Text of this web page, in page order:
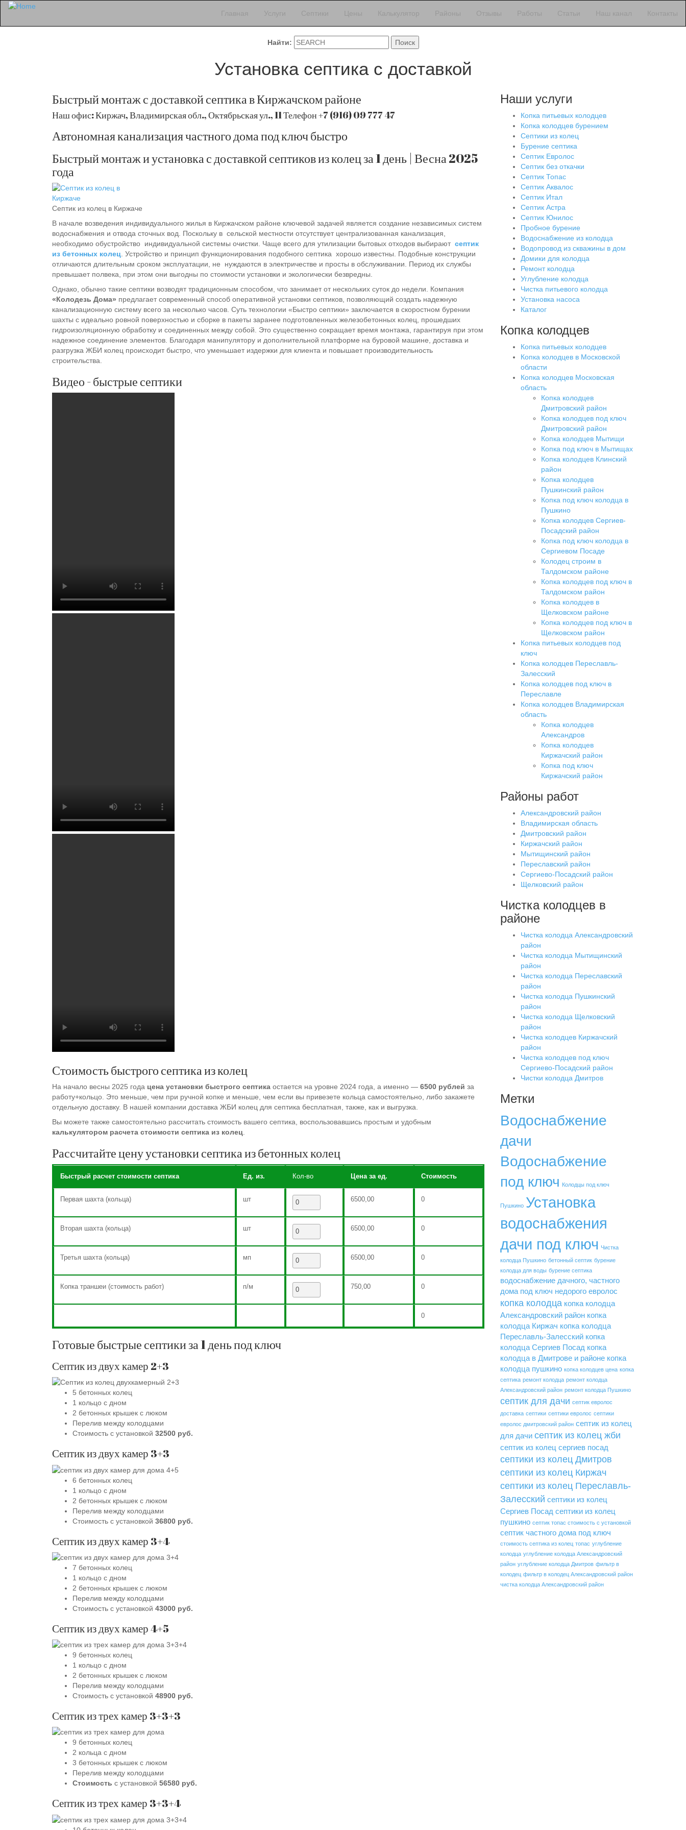
Главная Услуги Септики Цены Калькулятор Районы Отзывы Работы Статьи Наш канал Контакты
Найти:
Установка септика с доставкой
Быстрый монтаж с доставкой септика в Киржачском районе
Наш офис: Киржач, Владимирская обл., Октябрьская ул., 11 Телефон +7 (916) 09 777 47
Автономная канализация частного дома под ключ быстро
Быстрый монтаж и установка с доставкой септиков из колец за 1 день | Весна 2025
года
Септик из колец в Киржаче
В начале возведения индивидуального жилья в Киржачском районе ключевой задачей является создание независимых систем
водоснабжения и отвода сточных вод. Поскольку в сельской местности отсутствует централизованная канализация,
необходимо обустройство индивидуальной системы очистки. Чаще всего для утилизации бытовых отходов выбирают септик
из бетонных колец . Устройство и принцип функционирования подобного септика хорошо известны. Подобные конструкции
отличаются длительным сроком эксплуатации, не нуждаются в электричестве и просты в обслуживании. Период их службы
превышает полвека, при этом они выгодны по стоимости установки и экологически безвредны.
Однако, обычно такие септики возводят традиционным способом, что занимает от нескольких суток до недели. Компания
«Колодезь Дома» предлагает современный способ оперативной установки септиков, позволяющий создать надежную
канализационную систему всего за несколько часов. Суть технологии «Быстро септики» заключается в скоростном бурении
шахты с идеально ровной поверхностью и сборке в пакеты заранее подготовленных железобетонных колец, прошедших
гидроизоляционную обработку и соединенных между собой. Это существенно сокращает время монтажа, гарантируя при этом
надежное соединение элементов. Благодаря манипулятору и дополнительной платформе на буровой машине, доставка и
разгрузка ЖБИ колец происходит быстро, что уменьшает издержки для клиента и повышает производительность
строительства.
Видео - быстрые септики
Стоимость быстрого септика из колец
На начало весны 2025 года цена установки быстрого септика остается на уровне 2024 года, а именно — 6500 рублей за
работу+кольцо. Это меньше, чем при ручной копке и меньше, чем если вы привезете кольца самостоятельно, либо закажете
отдельную доставку. В нашей компании доставка ЖБИ колец для септика бесплатная, также, как и выгрузка.
Вы можете также самостоятельно рассчитать стоимость вашего септика, воспользовавшись простым и удобным
калькулятором расчета стоимости септика из колец
Рассчитайте цену установки септика из бетонных колец
Быстрый расчет стоимости септика Ед. из. Кол-во Цена за ед. Стоимость
Первая шахта (кольца) шт 6500,00 0
Вторая шахта (кольца) шт 6500,00 0
Третья шахта (кольца) мп 6500,00 0
Копка траншеи (стоимость работ) п/м 750,00 0
0
Готовые быстрые септики за 1 день под ключ
Септик из двух камер 2+3
5 бетонных колец
1 кольцо с дном
2 бетонных крышек с люком
Перелив между колодцами
Стоимость с установкой 32500 руб.
Септик из двух камер 3+3
6 бетонных колец
1 кольцо с дном
2 бетонных крышек с люком
Перелив между колодцами
Стоимость с установкой 36800 руб.
Септик из двух камер 3+4
7 бетонных колец
1 кольцо с дном
2 бетонных крышек с люком
Перелив между колодцами
Стоимость с установкой 43000 руб.
Септик из двух камер 4+5
9 бетонных колец
1 кольцо с дном
2 бетонных крышек с люком
Перелив между колодцами
Стоимость с установкой 48900 руб.
Септик из трех камер 3+3+3
9 бетонных колец
2 кольца с дном
3 бетонных крышек с люком
Перелив между колодцами
Стоимость с установкой 56580 руб.
Септик из трех камер 3+3+4
Наши услуги
Копка питьевых колодцев
Копка колодцев бурением
Септики из колец
Бурение септика
Септик Евролос
Септик без откачки
Септик Топас
Септик Аквалос
Септик Итал
Септик Астра
Септик Юнилос
Пробное бурение
Водоснабжение из колодца
Водопровод из скважины в дом
Домики для колодца
Ремонт колодца
Углубление колодца
Чистка питьевого колодца
Установка насоса
Каталог
Копка колодцев
Копка питьевых колодцев
Копка колодцев в Московской
области
Копка колодцев Московская
область
Копка колодцев
Дмитровский район
Копка колодцев под ключ
Дмитровский район
Копка колодцев Мытищи
Копка под ключ в Мытищах
Копка колодцев Клинский
район
Копка колодцев
Пушкинский район
Копка под ключ колодца в
Пушкино
Копка колодцев Сергиев-
Посадский район
Копка под ключ колодца в
Сергиевом Посаде
Колодец строим в
Талдомском районе
Копка колодцев под ключ в
Талдомском район
Копка колодцев в
Щелковском районе
Копка колодцев под ключ в
Щелковском район
Копка питьевых колодцев под
ключ
Копка колодцев Переславль-
Залесский
Копка колодцев под ключ в
Переславле
Копка колодцев Владимирская
область
Копка колодцев
Александров
Копка колодцев
Киржачский район
Копка под ключ
Киржачский район
Районы работ
Александровский район
Владимирская область
Дмитровский район
Киржачский район
Мытищинский район
Переславский район
Сергиево-Посадский район
Щелковский район
Чистка колодцев в
районе
Чистка колодца Александровский
район
Чистка колодца Мытищинский
район
Чистка колодца Переславский
район
Чистка колодца Пушкинский
район
Чистка колодца Щелковский
район
Чистка колодцев Киржачский
район
Чистка колодцев под ключ
Сергиево-Посадский район
Чистки колодца Дмитров
Метки
Водоснабжение
дачи
Водоснабжение
под ключ Колодцы под ключ
Пушкино Установка
водоснабжения
дачи под ключ Чистка
колодца Пушкино бетонный септик бурение
колодца для воды бурение септика
водоснабжение дачного, частного
дома под ключ недорого евролос
копка колодца копка колодца
Александровский район копка
колодца Киржач копка колодца
Переславль-Залесский копка
колодца Сергиев Посад копка
колодца в Дмитрове и районе копка
колодца пушкино копка колодцев цена копка
септика ремонт колодца ремонт колодца
Александровский район ремонт колодца Пушкино
септик для дачи септик евролос
доставка септики септики евролос септики
евролос дмитровский район септик из колец
для дачи септик из колец жби
септик из колец сергиев посад
септики из колец Дмитров
септики из колец Киржач
септики из колец Переславль-
Залесский септики из колец
Сергиев Посад септики из колец
пушкино септик топас стоимость с установкой
септик частного дома под ключ
стоимость септика из колец топас углубление
колодца углубление колодца Александровский
район углубление колодца Дмитров фильтр в
колодец фильтр в колодец Александровский район
чистка колодца Александровский район